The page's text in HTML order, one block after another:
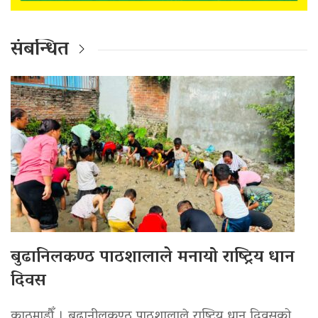
संबन्धित
बुढानिलकण्ठ पाठशालाले मनायो राष्ट्रिय धान
दिवस